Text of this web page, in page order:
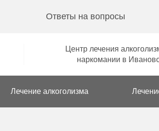
Ответы на вопросы
Центр лечения
наркомании в
Лечение алкоголизма